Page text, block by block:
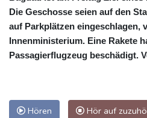
Die Geschosse seien auf den
auf Parkplätzen eingeschlagen,
Innenministerium. Eine Rakete
Passagierflugzeug beschädigt.
Hören Hör auf